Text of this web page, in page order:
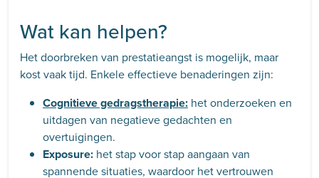
Wat kan helpen?
Het doorbreken van prestatieangst is mogelijk, maar
kost vaak tijd. Enkele effectieve benaderingen zijn:
Cognitieve gedragstherapie: het onderzoeken en
uitdagen van negatieve gedachten en
overtuigingen.
Exposure: het stap voor stap aangaan van
spannende situaties, waardoor het vertrouwen